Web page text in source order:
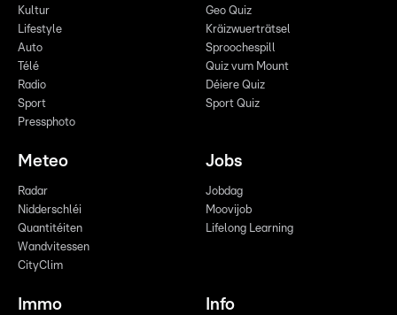
Kultur
Lifestyle
Auto
Télé
Radio
Sport
Pressphoto
Geo Quiz
Kräizwuerträtsel
Sproochespill
Quiz vum Mount
Déiere Quiz
Sport Quiz
Meteo
Radar
Nidderschléi
Quantitéiten
Wandvitessen
CityClim
Jobs
Jobdag
Moovijob
Lifelong Learning
Immo Info